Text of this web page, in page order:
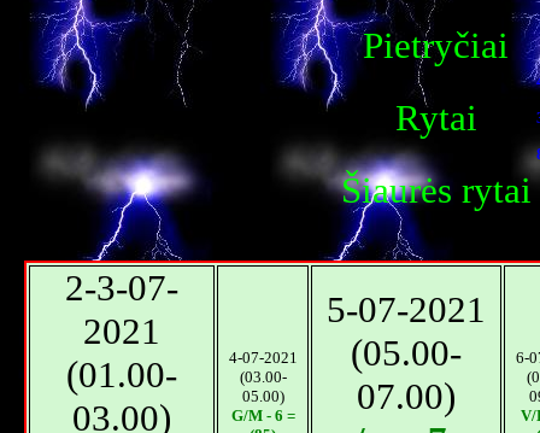
Pietryčiai
Rytai
Šiaurės rytai
2-3-07-
2021
(01.00-
03.00)
4-07-2021
(03.00-
05.00)
G/M - 6 =
5-07-2021
(05.00-
07.00)
6-
V/